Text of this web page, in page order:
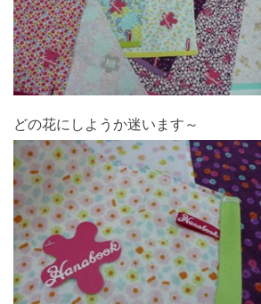
どの花にしようか迷います～